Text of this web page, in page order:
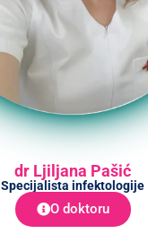
dr Ljiljana Pašić
Specijalista infektologije
O doktoru